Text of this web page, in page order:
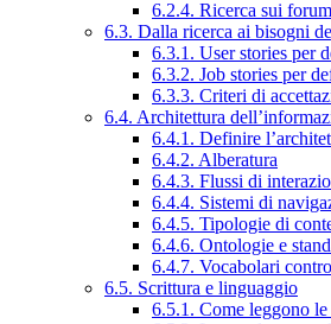
6.2.4. Ricerca sui forum
6.3. Dalla ricerca ai bisogni
6.3.1. User stories per
6.3.2. Job stories per
6.3.3. Criteri di
6.4. Architettura
6.4.1. Definire
6.4.2. Alberatura
6.4.3. Flussi di
6.4.4. Sistemi di
6.4.5. Tipologie di
6.4.6. Ontologie e
6.4.7. Vocabolari
6.5. Scrittura e linguaggio
6.5.1. Come leggono